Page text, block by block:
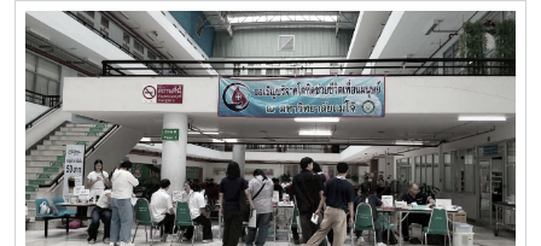
บุคลากรจากทั้งเครือข่าย ทปอ. และเครือข่ายสมาคมอุดมศึกษา
เอกชนแห่งประเทศไทย (สสอท.) การอบรมครั้งนี้มุ่งเน้นการ
พัฒนาองค์ความรู้และทักษะที่จำเป็นในการดูแลนิสิตนักศึกษา
ครอบคลุมตั้งแต่:ความรู้พื้นฐานด้านสุขภาพจิต: เรียนรู้แนวโน้ม
ปัญหา และปัจจัยเสี่ยงต่าง ๆ การคัดกรองและประเมินสุขภาพจิต
เบื้องต้น: ด้วยเครื่องมือมาตรฐาน เช่น DASS-21, PHQ-9 และ
ST-5 ทักษะการให้คำปรึกษาเบื้องต้น: อาทิ การฟังอย่างตั้งรับ
(Active Listening), ความเข้าใจใส่ใจ (Empathy) และการ